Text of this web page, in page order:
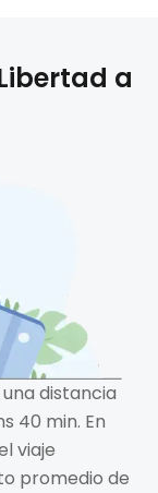
a
distancia
40 min. En
viaje
promedio de